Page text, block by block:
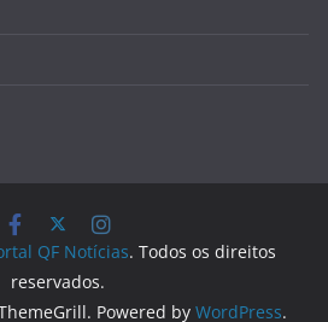
QF Notícias. Todos os direitos
reservados.
Powered by WordPress.